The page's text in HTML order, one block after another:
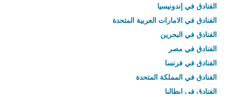
الفنادق في إندونيسيا
الفنادق في الامارات العربية المتحدة
الفنادق في البحرين
الفنادق في مصر
الفنادق في فرنسا
الفنادق في المملكة المتحدة
الفنادق في إيطاليا